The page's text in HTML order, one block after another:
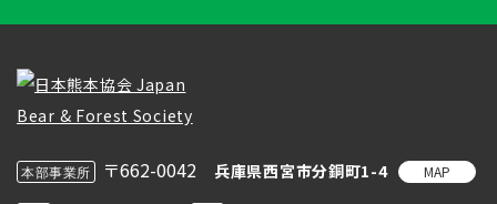
本部事業所 〒662-0042 兵庫県西宮市分銅町1-4 MAP